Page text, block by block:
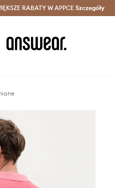
> Dostawa nawet w 24h >
RABATY W APPCESzczegóły